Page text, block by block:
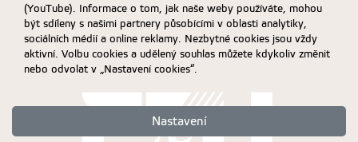
(YouTube). Informace o tom, jak naše weby používáte, mohou
být sdíleny s našimi partnery působícími v oblasti analytiky,
sociálních médií a online reklamy. Nezbytné cookies jsou vždy
aktivní. Volbu cookies a udělený souhlas můžete kdykoliv změnit
nebo odvolat v „Nastavení cookies“.
Nastavení